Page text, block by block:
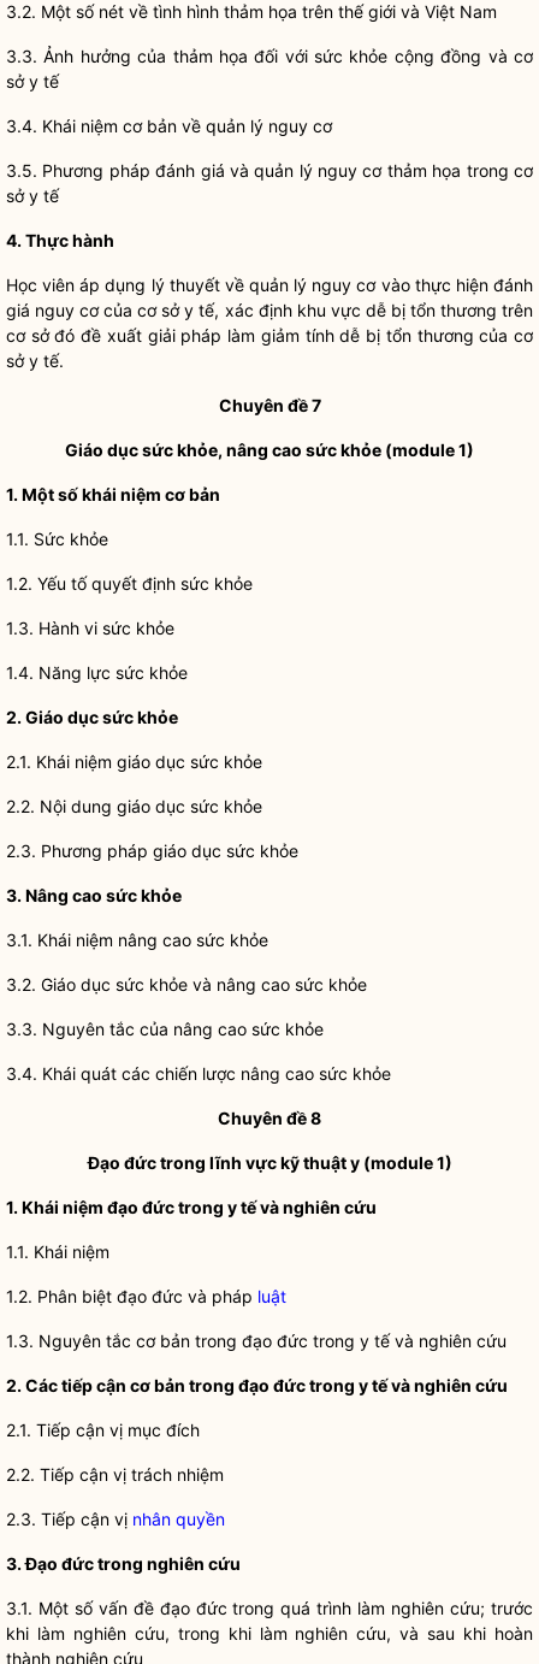
3.2. Một số nét về tình hình thảm họa trên thế giới và Việt Nam
3.3. Ảnh hưởng của thảm họa đối với sức khỏe cộng đồng và cơ
sở y tế
3.4. Khái niệm cơ bản về quản lý nguy cơ
3.5. Phương pháp đánh giá và quản lý nguy cơ thảm họa trong cơ
sở y tế
4. Thực hành
Học viên áp dụng lý thuyết về quản lý nguy cơ vào thực hiện đánh
giá nguy cơ của cơ sở y tế, xác định khu vực dễ bị tổn thương trên
cơ sở đó đề xuất giải pháp làm giảm tính dễ bị tổn thương của cơ
sở y tế.
Chuyên đề 7
Giáo dục sức khỏe, nâng cao sức khỏe (module 1)
1. Một số khái niệm cơ bản
1.1. Sức khỏe
1.2. Yếu tố quyết định sức khỏe
1.3. Hành vi sức khỏe
1.4. Năng lực sức khỏe
2. Giáo dục sức khỏe
2.1. Khái niệm giáo dục sức khỏe
2.2. Nội dung giáo dục sức khỏe
2.3. Phương pháp giáo dục sức khỏe
3. Nâng cao sức khỏe
3.1. Khái niệm nâng cao sức khỏe
3.2. Giáo dục sức khỏe và nâng cao sức khỏe
3.3. Nguyên tắc của nâng cao sức khỏe
3.4. Khái quát các chiến lược nâng cao sức khỏe
Chuyên đề 8
Đạo đức trong lĩnh vực kỹ thuật y (module 1)
1. Khái niệm đạo đức trong y tế và nghiên cứu
1.1. Khái niệm
1.2. Phân biệt đạo đức và pháp luật
1.3. Nguyên tắc cơ bản trong đạo đức trong y tế và nghiên cứu
2. Các tiếp cận cơ bản trong đạo đức trong y tế và nghiên cứu
2.1. Tiếp cận vị mục đích
2.2. Tiếp cận vị trách nhiệm
2.3. Tiếp cận vị nhân quyền
3. Đạo đức trong nghiên cứu
3.1. Một số vấn đề đạo đức trong quá trình làm nghiên cứu; trước
khi làm nghiên cứu, trong khi làm nghiên cứu, và sau khi hoàn
thành nghiên cứu